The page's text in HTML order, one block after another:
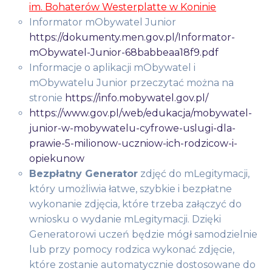
im. Bohaterów Westerplatte w Koninie
Informator mObywatel Junior
https://dokumenty.men.gov.pl/Informator-
mObywatel-Junior-68babbeaa18f9.pdf
Informacje o aplikacji mObywatel i
mObywatelu Junior przeczytać można na
stronie https://info.mobywatel.gov.pl/
https://www.gov.pl/web/edukacja/mobywatel-
junior-w-mobywatelu-cyfrowe-uslugi-dla-
prawie-5-milionow-uczniow-ich-rodzicow-i-
opiekunow
Bezpłatny Generator zdjęć do mLegitymacji,
który umożliwia łatwe, szybkie i bezpłatne
wykonanie zdjęcia, które trzeba załączyć do
wniosku o wydanie mLegitymacji. Dzięki
Generatorowi uczeń będzie mógł samodzielnie
lub przy pomocy rodzica wykonać zdjęcie,
które zostanie automatycznie dostosowane do